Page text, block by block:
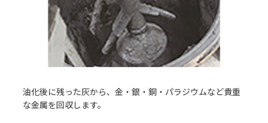
油化後に残った灰から、金・銀・銅・パラジウムなど貴重
な金属を回収します。